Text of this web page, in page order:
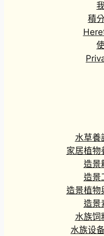
積
水草養
家居植物
造景
造景
造景植物
造景
水族饲
水族设